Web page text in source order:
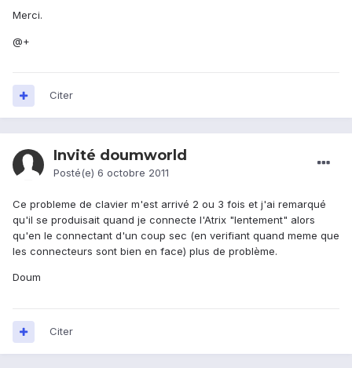
Merci.
@+
Citer
Invité doumworld
Posté(e) 6 octobre 2011
Ce probleme de clavier m'est arrivé 2 ou 3 fois et j'ai remarqué
qu'il se produisait quand je connecte l'Atrix "lentement" alors
qu'en le connectant d'un coup sec (en verifiant quand meme que
les connecteurs sont bien en face) plus de problème.
Doum
Citer